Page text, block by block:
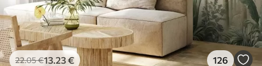
22.05€13 .23€ 126